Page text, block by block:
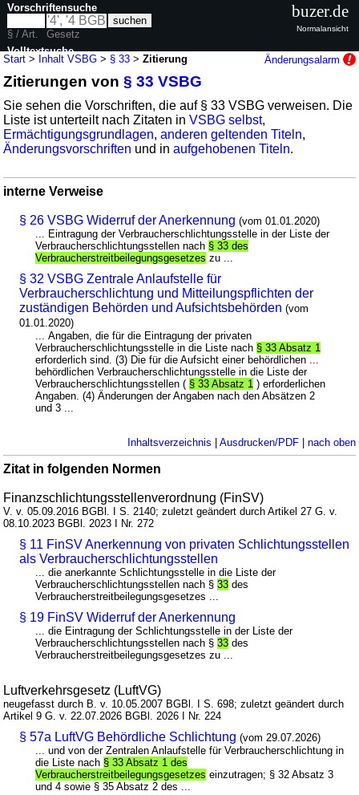
Start > Inhalt VSBG > § 33 >Zitierung Änderungsalarm
Zitierungen von§ 33 VSBG
Sie sehen die Vorschriften, die auf § 33 VSBG verweisen. Die
Liste ist unterteilt nach Zitaten inVSBG selbst,
Ermächtigungsgrundlagen,anderen geltenden Titeln,
Änderungsvorschriften und inaufgehobenen Titeln.
interne Verweise
§ 26 VSBG Widerruf der Anerkennung (vom 01.01.2020)
... Eintragung der Verbraucherschlichtungsstelle in der Liste der
Verbraucherschlichtungsstellen nach § 33 des
Verbraucherstreitbeilegungsgesetzes zu ...
§ 32 VSBG Zentrale Anlaufstelle für
Verbraucherschlichtung und Mitteilungspflichten der
zuständigen Behörden und Aufsichtsbehörden (vom
01.01.2020)
... Angaben, die für die Eintragung der privaten
Verbraucherschlichtungsstelle in die Liste nach § 33 Absatz 1
erforderlich sind. (3) Die für die Aufsicht einer behördlichen ...
behördlichen Verbraucherschlichtungsstelle in die Liste der
Verbraucherschlichtungsstellen ( § 33 Absatz 1 ) erforderlichen
Angaben. (4) Änderungen der Angaben nach den Absätzen 2
und 3 ...
Inhaltsverzeichnis | Ausdrucken/PDF| nach oben
Zitat in folgenden Normen
Finanzschlichtungsstellenverordnung (FinSV)
V. v. 05.09.2016 BGBl. I S. 2140; zuletzt geändert durch Artikel 27 G. v.
08.10.2023 BGBl. 2023 I Nr. 272
§ 11 FinSV Anerkennung von privaten Schlichtungsstellen
als Verbraucherschlichtungsstellen
... die anerkannte Schlichtungsstelle in die Liste der
Verbraucherschlichtungsstellen nach §33 des
Verbraucherstreitbeilegungsgesetzes ...
§ 19 FinSV Widerruf der Anerkennung
... die Eintragung der Schlichtungsstelle in der Liste der
Verbraucherschlichtungsstellen nach §33 des
Verbraucherstreitbeilegungsgesetzes zu ...
Luftverkehrsgesetz (LuftVG)
neugefasst durch B. v. 10.05.2007 BGBl. I S. 698; zuletzt geändert durch
Artikel 9 G. v. 22.07.2026 BGBl. 2026 I Nr. 224
§ 57a LuftVG Behördliche Schlichtung (vom 29.07.2026)
... und von der Zentralen Anlaufstelle für Verbraucherschlichtung in
die Liste nach § 33 Absatz 1 des
Verbraucherstreitbeilegungsgesetzes einzutragen; § 32 Absatz 3
und 4 sowie § 35 Absatz 2 des ...
Vorschriftensuche
§ / Art.
Gesetz
Volltextsuche
nur in VSBG
buzer.de
Normalansicht